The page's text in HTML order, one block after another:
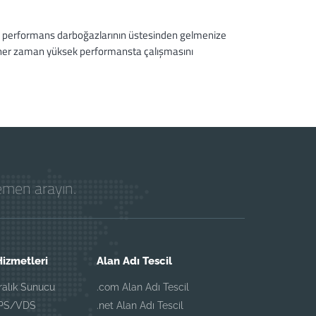
darboğazlarının üstesinden gelmenize
zaman yüksek performansta çalışmasını
arayın.
Sunucu
VDS
Alan Adı Tescil
.com Alan Adı Tescil
.net Alan Adı Tescil